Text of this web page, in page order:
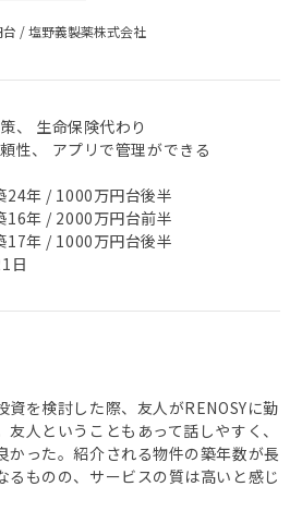
/塩野義製薬株式会社
、 生命保険代わり
性、 アプリで管理ができる
24年 / 1000万円台後半
16年 / 2000万円台前半
17年 / 1000万円台後半
日
資を検討した際、友人がRENOSYに勤
人ということもあって話しやすく、
かった。紹介される物件の築年数が長
るものの、サービスの質は高いと感じ